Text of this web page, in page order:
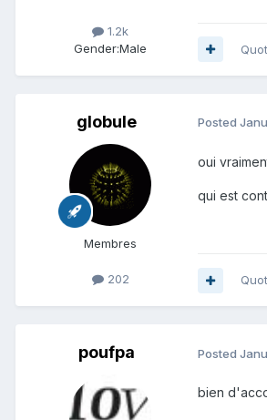
1.2k
Gender:Male
globule
Membres
202
Posted
oui
qui est
poufpa Posted
bien